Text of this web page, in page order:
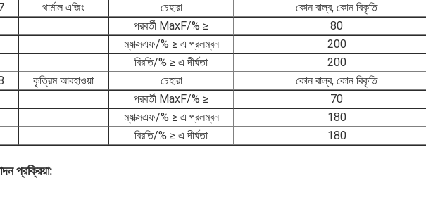
থার্মাল এজিং চেহারা
কোন বাল্ব, কোন বিকৃতি
পরবর্তী MaxF/% ≥
80
ম্যাক্সএফ/% ≥ এ প্রলম্বন
200
বিরতি/% ≥ এ দীর্ঘতা
200
কৃত্রিম আবহাওয়া চেহারা
কোন বাল্ব, কোন বিকৃতি
পরবর্তী MaxF/% ≥
70
ম্যাক্সএফ/% ≥ এ প্রলম্বন
180
বিরতি/% ≥ এ দীর্ঘতা
180
প্রক্রিয়া: